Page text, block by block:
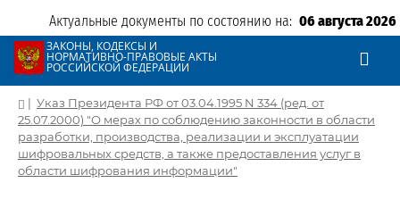
Актуальные документы по состоянию на: 06 августа 2026
ЗАКОНЫ, КОДЕКСЫ И
НОРМАТИВНО-ПРАВОВЫЕ АКТЫ
РОССИЙСКОЙ ФЕДЕРАЦИИ
| Указ Президента РФ от 03.04.1995 N 334 (ред. от
25.07.2000) "О мерах по соблюдению законности в области
разработки, производства, реализации и эксплуатации
шифровальных средств, а также предоставления услуг в
области шифрования информации"